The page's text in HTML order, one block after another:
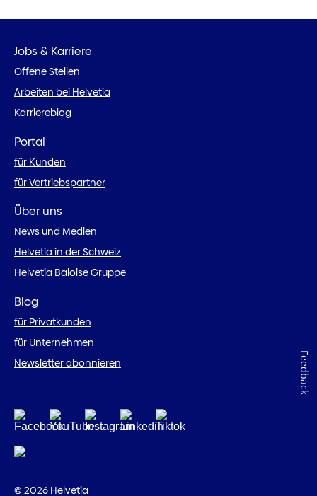
Jobs & Karriere
Offene Stellen
Arbeiten bei Helvetia
Karriereblog
Portal
für Kunden
für Vertriebspartner
Über uns
News und Medien
Helvetia in der Schweiz
Helvetia Baloise Gruppe
Blog
für Privatkunden
für Unternehmen
Newsletter abonnieren
© 2026 Helvetia
Feedback